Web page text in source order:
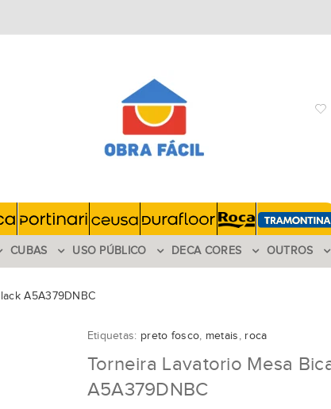
CUBAS USO PÚBLICO DECA CORES OUTROS
A5A379DNBC
Etiquetas: preto fosco, metais, roca
Torneira Lavatorio Mesa
A5A379DNBC